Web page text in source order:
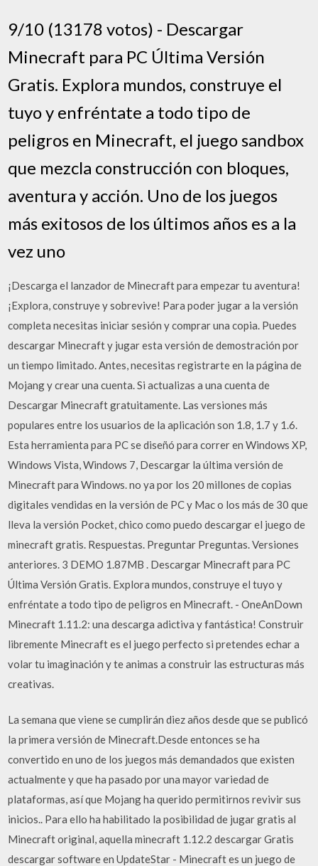
9/10 (13178 votos) - Descargar
Minecraft para PC Última Versión
Gratis. Explora mundos, construye el
tuyo y enfréntate a todo tipo de
peligros en Minecraft, el juego sandbox
que mezcla construcción con bloques,
aventura y acción. Uno de los juegos
más exitosos de los últimos años es a la
vez uno
¡Descarga el lanzador de Minecraft para empezar tu aventura!
¡Explora, construye y sobrevive! Para poder jugar a la versión
completa necesitas iniciar sesión y comprar una copia. Puedes
descargar Minecraft y jugar esta versión de demostración por
un tiempo limitado. Antes, necesitas registrarte en la página de
Mojang y crear una cuenta. Si actualizas a una cuenta de
Descargar Minecraft gratuitamente. Las versiones más
populares entre los usuarios de la aplicación son 1.8, 1.7 y 1.6.
Esta herramienta para PC se diseñó para correr en Windows XP,
Windows Vista, Windows 7, Descargar la última versión de
Minecraft para Windows. no ya por los 20 millones de copias
digitales vendidas en la versión de PC y Mac o los más de 30 que
lleva la versión Pocket, chico como puedo descargar el juego de
minecraft gratis. Respuestas. Preguntar Preguntas. Versiones
anteriores. 3 DEMO 1.87MB . Descargar Minecraft para PC
Última Versión Gratis. Explora mundos, construye el tuyo y
enfréntate a todo tipo de peligros en Minecraft. - OneAnDown
Minecraft 1.11.2: una descarga adictiva y fantástica! Construir
libremente Minecraft es el juego perfecto si pretendes echar a
volar tu imaginación y te animas a construir las estructuras más
creativas.
La semana que viene se cumplirán diez años desde que se publicó
la primera versión de Minecraft.Desde entonces se ha
convertido en uno de los juegos más demandados que existen
actualmente y que ha pasado por una mayor variedad de
plataformas, así que Mojang ha querido permitirnos revivir sus
inicios.. Para ello ha habilitado la posibilidad de jugar gratis al
Minecraft original, aquella minecraft 1.12.2 descargar Gratis
descargar software en UpdateStar - Minecraft es un juego de